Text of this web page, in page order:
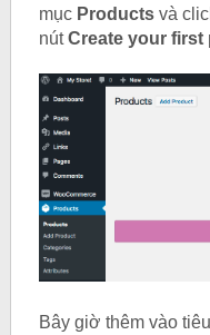
mục Productsvà
nútCreate your first
Bây giờ thêm vào